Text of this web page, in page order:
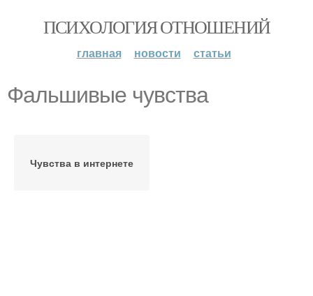
ПСИХОЛОГИЯ ОТНОШЕНИЙ
главная новости статьи
Фальшивые чувства
Чувства в интернете